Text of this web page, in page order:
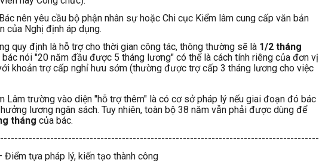
Bác nên yêu cầu bộ phận nhân sự hoặc Chi cục Kiểm lâm cung cấp văn bản
của Nghị định áp dụng.
quy định là hỗ trợ cho thời gian công tác, thông thường sẽ là 1/2 tháng
bác nói "20 năm đầu được 5 tháng lương" có thể là cách tính riêng của đơn vị
khoản trợ cấp nghỉ hưu sớm (thường được trợ cấp 3 tháng lương cho việc
Lâm trường vào diện "hỗ trợ thêm" là có cơ sở pháp lý nếu giai đoạn đó bác
lương ngân sách. Tuy nhiên, toàn bộ 38 năm vẫn phải được dùng để
tháng của bác.
Điểm tựa pháp lý, kiến tạo thành công